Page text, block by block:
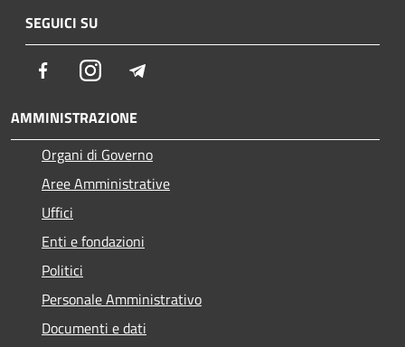
SEGUICI SU
FacebookInstagram
AMMINISTRAZIONE
Organi di Governo
Aree Amministrative
Uffici
Enti e fondazioni
Politici
Personale Amministrativo
Documenti e dati